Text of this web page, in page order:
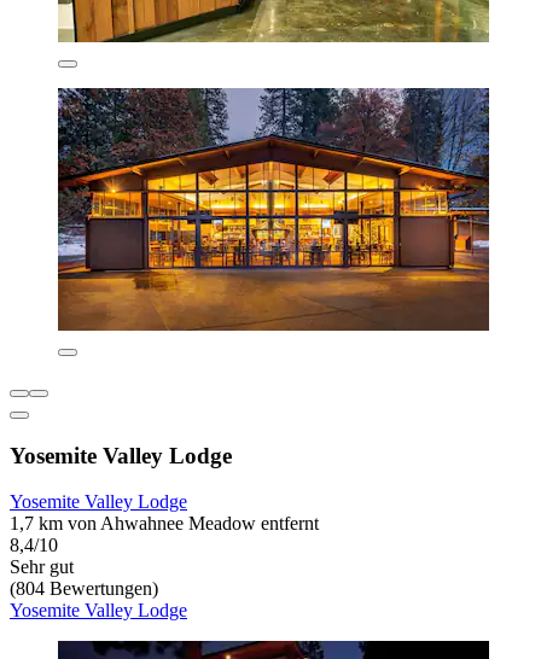
Yosemite Valley Lodge
Yosemite Valley Lodge
1,7 km von Ahwahnee Meadow entfernt
8,4/10
Sehr gut
(804 Bewertungen)
Yosemite Valley Lodge